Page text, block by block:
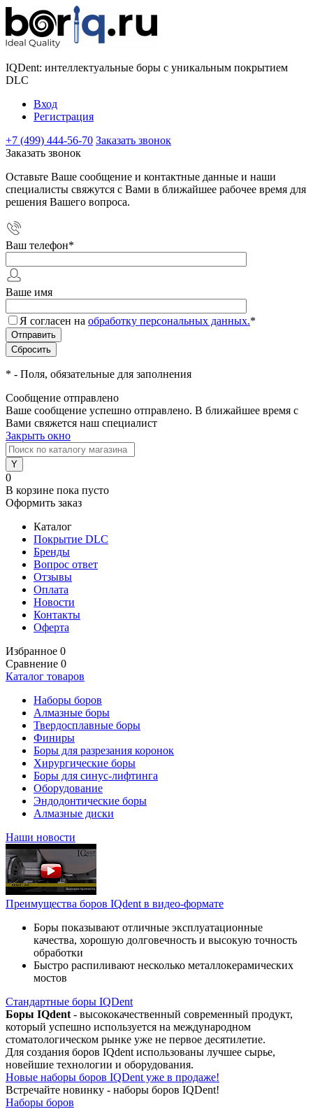
IQDent: интеллектуальные боры с уникальным покрытием
DLC
Вход
Регистрация
+7 (499) 444-56-70 Заказать звонок
Заказать звонок
Оставьте Ваше сообщение и контактные данные и наши
специалисты свяжутся с Вами в ближайшее рабочее время для
решения Вашего вопроса.
Ваш телефон*
Ваше имя
Я согласен на обработку персональных данных.*
* - Поля, обязательные для заполнения
Сообщение отправлено
Ваше сообщение успешно отправлено. В ближайшее время с
Вами свяжется наш специалист
Закрыть окно
0
В корзине пока пусто
Оформить заказ
Каталог
Покрытие DLC
Бренды
Вопрос ответ
Отзывы
Оплата
Новости
Контакты
Оферта
Избранное 0
Сравнение 0
Каталог товаров
Наборы боров
Алмазные боры
Твердосплавные боры
Финиры
Боры для разрезания коронок
Хирургические боры
Боры для синус-лифтинга
Оборудование
Эндодонтические боры
Алмазные диски
Наши новости
Преимущества боров IQdent в видео-формате
Боры показывают отличные эксплуатационные
качества, хорошую долговечность и высокую точность
обработки
Быстро распиливают несколько металлокерамических
мостов
Стандартные боры IQDent
Боры IQdent - высококачественный современный продукт,
который успешно используется на международном
стоматологическом рынке уже не первое десятилетие.
Для создания боров IQdent использованы лучшее сырье,
новейшие технологии и оборудования.
Новые наборы боров IQDent уже в продаже!
Встречайте новинку - наборы боров IQDent!
Наборы боров